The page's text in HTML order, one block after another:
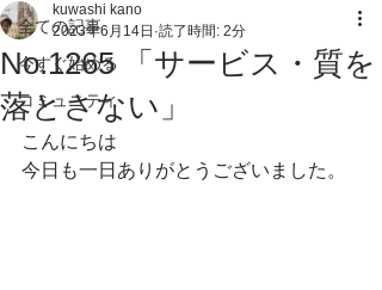
全ての記事
今すぐ始める
コミュニティ
No.1265 「サービス・質を
落とさない」
kuwashi kano
2023年6月14日 読了時間: 2分
こんにちは
今日も一日ありがとうございました。